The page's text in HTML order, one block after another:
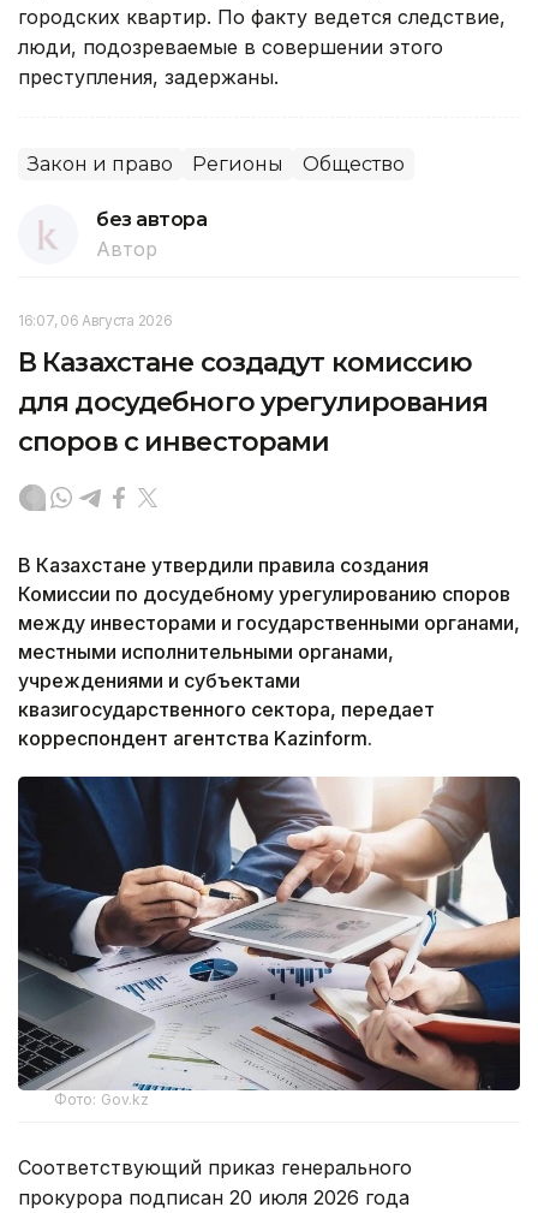
городских квартир. По факту ведется следствие,
люди, подозреваемые в совершении этого
преступления, задержаны.
Закон и право Регионы Общество
без автора
Автор
16:07, 06 Августа 2026
В Казахстане создадут комиссию
для досудебного урегулирования
споров с инвесторами
В Казахстане утвердили правила создания
Комиссии по досудебному урегулированию споров
между инвесторами и государственными органами,
местными исполнительными органами,
учреждениями и субъектами
квазигосударственного сектора, передает
корреспондент агентства Kazinform.
Фото: Gov.kz
Соответствующий приказ генерального
прокурора подписан 20 июля 2026 года